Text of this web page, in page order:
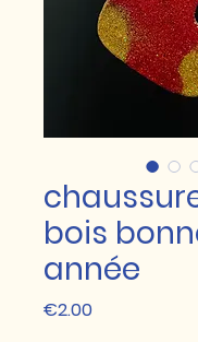
bois
année
€2.00Price